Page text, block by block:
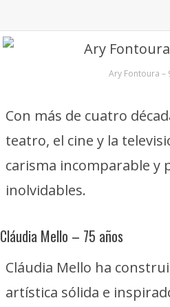
Ary Fontoura –
Con más de cuatro
teatro, el cine y la
carisma incomparable y
inolvidables.
Cláudia Mello – 75 años
Cláudia Mello ha
artística sólida e